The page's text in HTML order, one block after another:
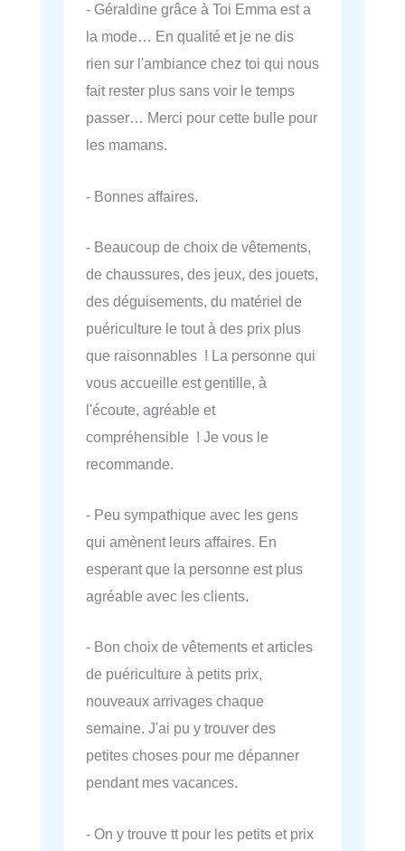
- Géraldine grâce à Toi Emma est a
la mode… En qualité et je ne dis
rien sur l'ambiance chez toi qui nous
fait rester plus sans voir le temps
passer… Merci pour cette bulle pour
les mamans.
- Bonnes affaires.
- Beaucoup de choix de vêtements,
de chaussures, des jeux, des jouets,
des déguisements, du matériel de
puériculture le tout à des prix plus
que raisonnables ! La personne qui
vous accueille est gentille, à
l'écoute, agréable et
compréhensible ! Je vous le
recommande.
- Peu sympathique avec les gens
qui amènent leurs affaires. En
esperant que la personne est plus
agréable avec les clients.
- Bon choix de vêtements et articles
de puériculture à petits prix,
nouveaux arrivages chaque
semaine. J'ai pu y trouver des
petites choses pour me dépanner
pendant mes vacances.
- On y trouve tt pour les petits et prix